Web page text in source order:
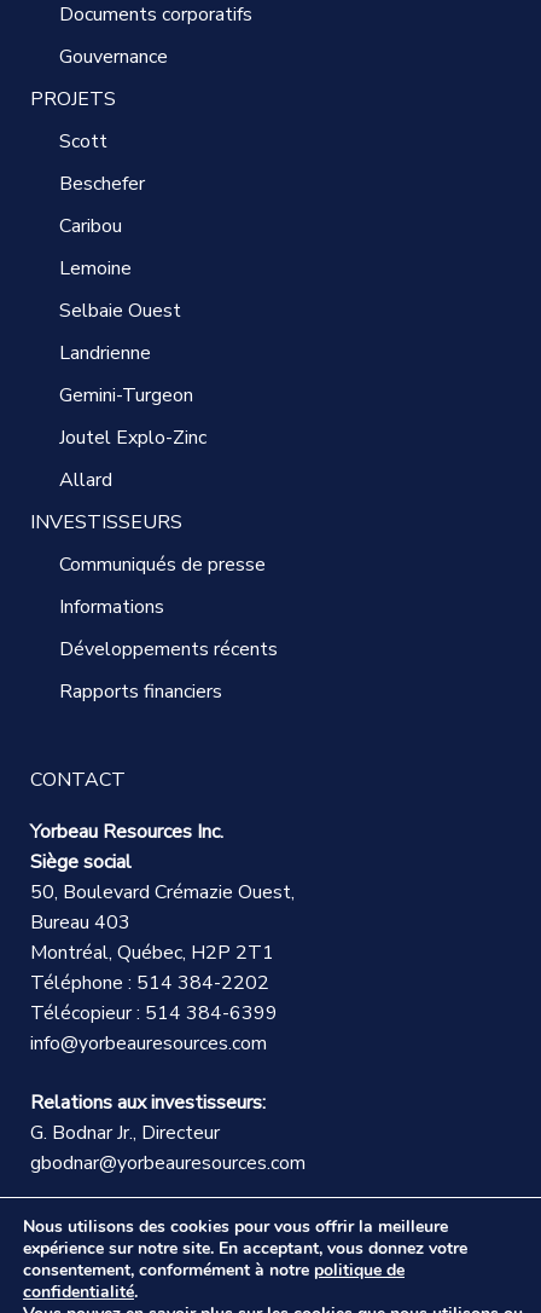
Documents corporatifs
Gouvernance
PROJETS
Scott
Beschefer
Caribou
Lemoine
Selbaie Ouest
Landrienne
Gemini-Turgeon
Joutel Explo-Zinc
Allard
INVESTISSEURS
Communiqués de presse
Informations
Développements récents
Rapports financiers
CONTACT
Yorbeau Resources Inc.
Siège social
50, Boulevard Crémazie Ouest,
Bureau 403
Montréal, Québec, H2P 2T1
Téléphone : 514 384-2202
Télécopieur : 514 384-6399
info@yorbeauresources.com
Relations aux investisseurs:
G. Bodnar Jr., Directeur
gbodnar@yorbeauresources.com
Nous utilisons des cookies pour vous offrir la meilleure
expérience sur notre site. En acceptant, vous donnez votre
consentement, conformément à notre politique de
confidentialité.